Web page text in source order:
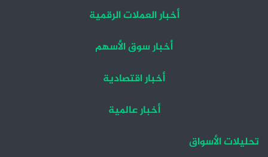
أخبار العملات الرقمية
أخبار سوق الأسهم
أخبار اقتصادية
أخبار عالمية
تحليلات الأسواق